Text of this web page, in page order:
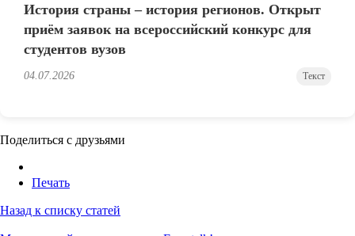
История страны – история регионов. Открыт
приём заявок на всероссийский конкурс для
студентов вузов
04.07.2026 Текст
Поделиться с друзьями
Печать
Назад к списку статей